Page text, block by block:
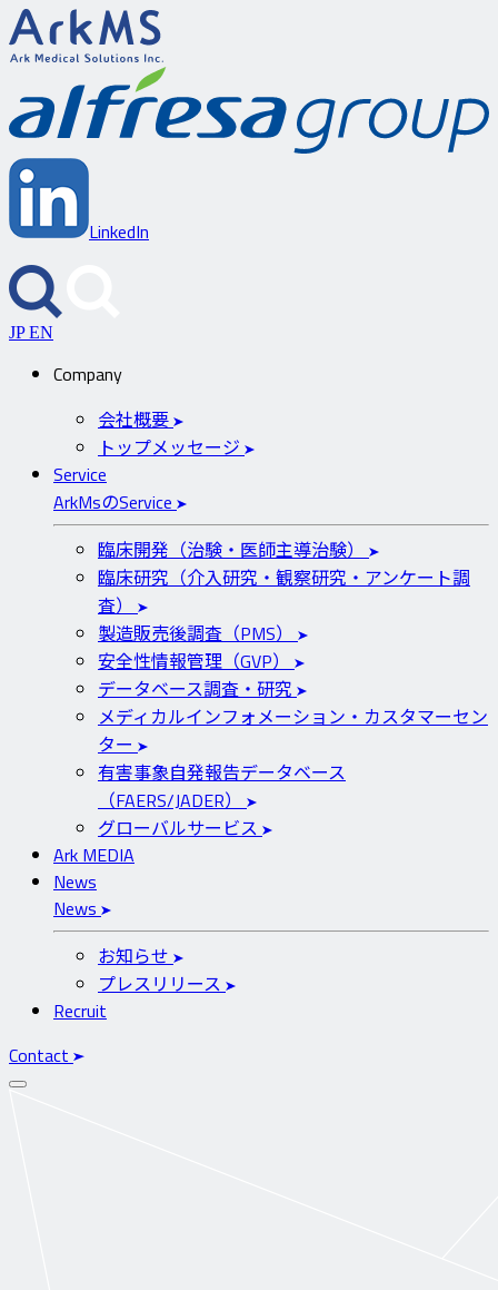
LinkedIn
JP EN
Company
会社概要
トップメッセージ
Service
ArkMsのService
臨床開発（治験・医師主導治験）
臨床研究（介入研究・観察研究・アンケート調
査）
製造販売後調査（PMS）
安全性情報管理（GVP）
データベース調査・研究
メディカルインフォメーション・カスタマーセン
ター
有害事象自発報告データベース
（FAERS/JADER）
グローバルサービス
Ark MEDIA
News
News
お知らせ
プレスリリース
Recruit
Contact